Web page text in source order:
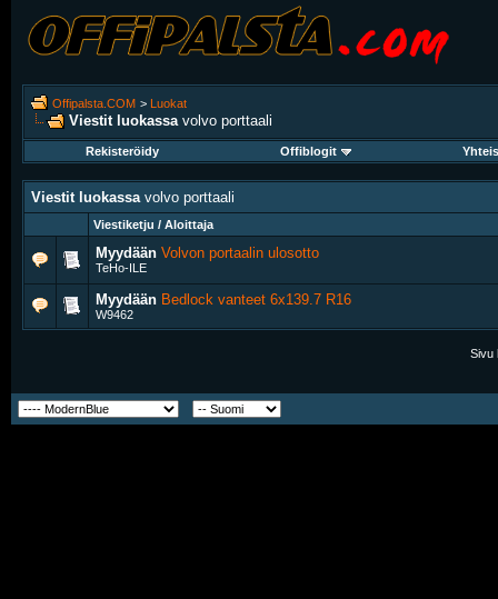
Offipalsta.COM > Luokat
Viestit luokassa volvo porttaali
Rekisteröidy Offiblogit
Viestit luokassa volvo porttaali
Viestiketju / Aloittaja
Myydään Volvon portaalin ulosotto
TeHo-ILE
Myydään Bedlock vanteet 6x139.7 R16
W9462
Sivu